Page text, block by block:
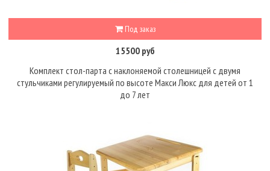
Под заказ
15500 руб
Комплект стол-парта с наклоняемой столешницей с двумя
стульчиками регулируемый по высоте Макси Люкс для детей от 1
до 7 лет